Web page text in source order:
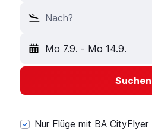
Nach?
Mo 7.9. - Mo 14.9.
Suchen
Nur Flüge mit BA CityFlyer